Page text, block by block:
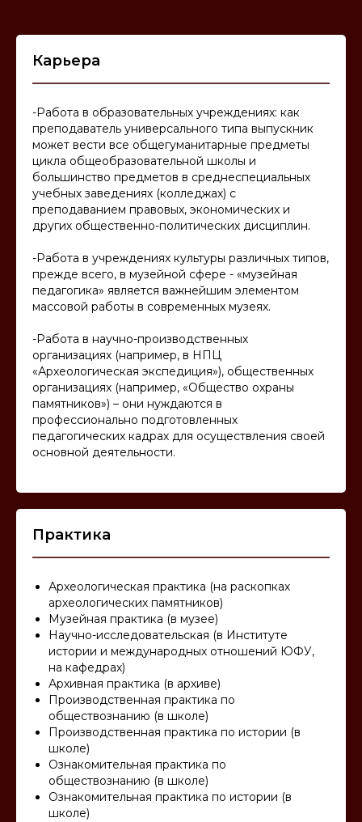
Карьера
-Работа в образовательных учреждениях: как
преподаватель универсального типа выпускник
может вести все общегуманитарные предметы
цикла общеобразовательной школы и
большинство предметов в среднеспециальных
учебных заведениях (колледжах) с
преподаванием правовых, экономических и
других общественно-политических дисциплин.
-Работа в учреждениях культуры различных типов,
прежде всего, в музейной сфере - «музейная
педагогика» является важнейшим элементом
массовой работы в современных музеях.
-Работа в научно-производственных
организациях (например, в НПЦ
«Археологическая экспедиция»), общественных
организациях (например, «Общество охраны
памятников») – они нуждаются в
профессионально подготовленных
педагогических кадрах для осуществления своей
основной деятельности.
Практика
Археологическая практика (на раскопках
археологических памятников)
Музейная практика (в музее)
Научно-исследовательская (в Институте
истории и международных отношений ЮФУ,
на кафедрах)
Архивная практика (в архиве)
Производственная практика по
обществознанию (в школе)
Производственная практика по истории (в
школе)
Ознакомительная практика по
обществознанию (в школе)
Ознакомительная практика по истории (в
школе)